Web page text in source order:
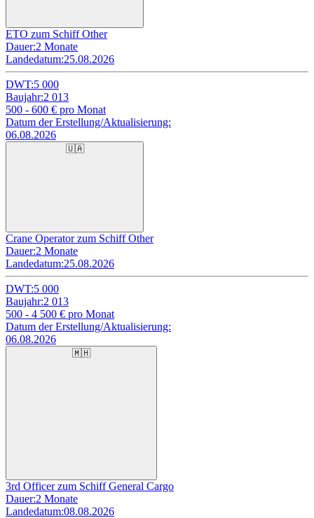
ETO zum Schiff Other
Dauer:2 Monate
Landedatum:25.08.2026
DWT:5 000
Baujahr:2 013
500 - 600 € pro Monat
Datum der Erstellung/Aktualisierung:
06.08.2026
🇺🇦
Crane Operator zum Schiff Other
Dauer:2 Monate
Landedatum:25.08.2026
DWT:5 000
Baujahr:2 013
500 - 4 500 € pro Monat
Datum der Erstellung/Aktualisierung:
06.08.2026
🇲🇭
3rd Officer zum Schiff General Cargo
Dauer:2 Monate
Landedatum:08.08.2026